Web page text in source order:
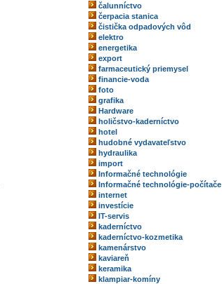
čalunníctvo
čerpacia stanica
čistička odpadových vôd
elektro
energetika
export
farmaceutický priemysel
financie-voda
foto
grafika
Hardware
holičstvo-kaderníctvo
hotel
hudobné vydavateľstvo
hydraulika
import
Informačné technológie
Informačné technológie-počítače
internet
investície
IT-servis
kaderníctvo
kaderníctvo-kozmetika
kamenárstvo
kaviareň
keramika
klampiar-komíny